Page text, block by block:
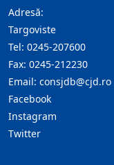
Adresă:
Targoviste
Tel: 0245-207600
Fax: 0245-212230
Email: consjdb@cjd.ro
Facebook
Instagram
Twitter